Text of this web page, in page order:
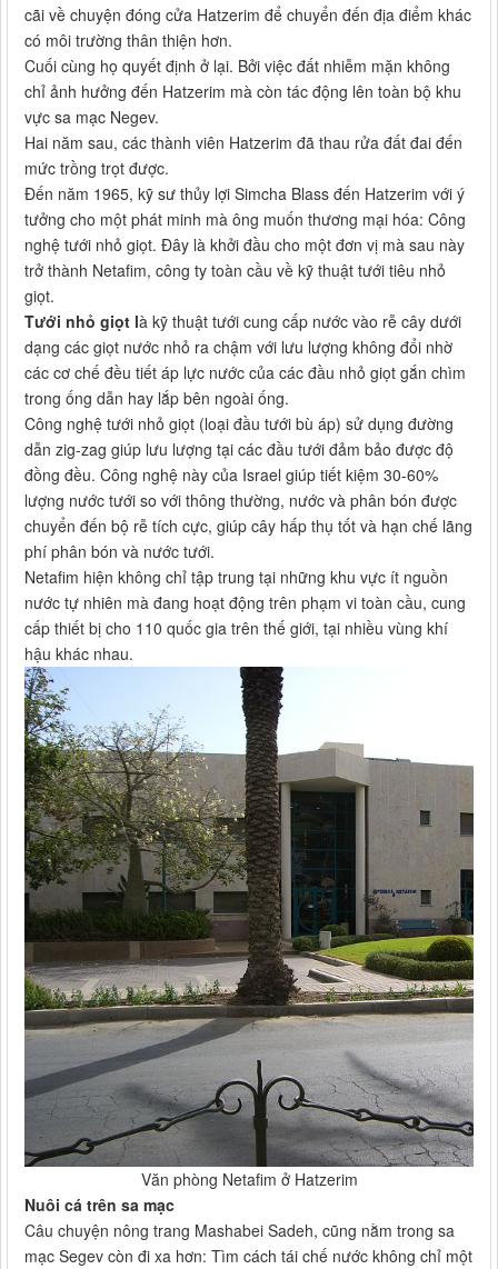
cãi về chuyện đóng cửa Hatzerim để chuyển đến địa điểm khác
có môi trường thân thiện hơn.
Cuối cùng họ quyết định ở lại. Bởi việc đất nhiễm mặn không
chỉ ảnh hưởng đến Hatzerim mà còn tác động lên toàn bộ khu
vực sa mạc Negev.
Hai năm sau, các thành viên Hatzerim đã thau rửa đất đai đến
mức trồng trọt được.
Đến năm 1965, kỹ sư thủy lợi Simcha Blass đến Hatzerim với ý
tưởng cho một phát minh mà ông muốn thương mại hóa: Công
nghệ tưới nhỏ giọt. Đây là khởi đầu cho một đơn vị mà sau này
trở thành Netafim, công ty toàn cầu về kỹ thuật tưới tiêu nhỏ
giọt.
Tưới nhỏ giọt là kỹ thuật tưới cung cấp nước vào rễ cây dưới
dạng các giọt nước nhỏ ra chậm với lưu lượng không đổi nhờ
các cơ chế đều tiết áp lực nước của các đầu nhỏ giọt gắn chìm
trong ống dẫn hay lắp bên ngoài ống.
Công nghệ tưới nhỏ giọt (loại đầu tưới bù áp) sử dụng đường
dẫn zig-zag giúp lưu lượng tại các đầu tưới đảm bảo được độ
đồng đều. Công nghệ này của Israel giúp tiết kiệm 30-60%
lượng nước tưới so với thông thường, nước và phân bón được
chuyển đến bộ rễ tích cực, giúp cây hấp thụ tốt và hạn chế lãng
phí phân bón và nước tưới.
Netafim hiện không chỉ tập trung tại những khu vực ít nguồn
nước tự nhiên mà đang hoạt động trên phạm vi toàn cầu, cung
cấp thiết bị cho 110 quốc gia trên thế giới, tại nhiều vùng khí
hậu khác nhau.
Văn phòng Netafim ở Hatzerim
Nuôi cá trên sa mạc
Câu chuyện nông trang Mashabei Sadeh, cũng nằm trong sa
mạc Segev còn đi xa hơn: Tìm cách tái chế nước không chỉ một